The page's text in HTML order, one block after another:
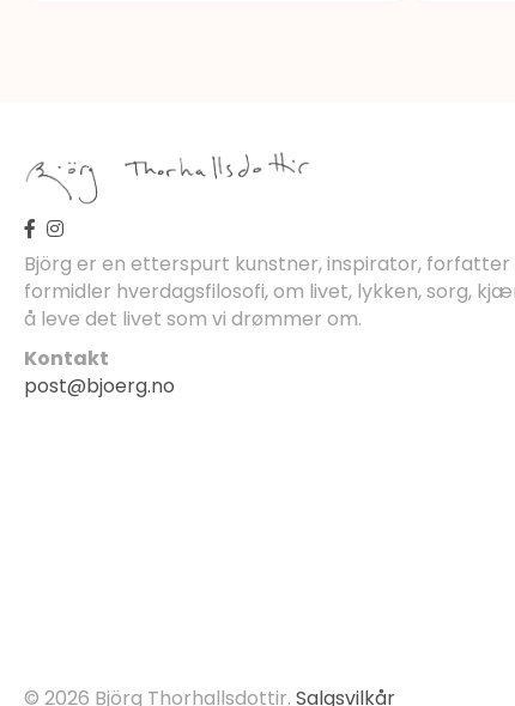
Björg er en etterspurt kunstner, inspirator,
formidler hverdagsfilosofi, om livet, lykken, sorg,
å leve det livet som vi drømmer om.
Kontakt
post@bjoerg.no
© 2026 Björg Thorhallsdottir. Salgsvilkår